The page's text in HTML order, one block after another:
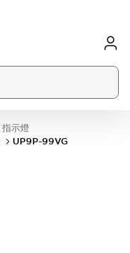
指示燈
UP9P-99VG